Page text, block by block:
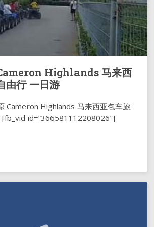
Highlands 马来西
由行 一日游
Cameron Highlands 马来西亚包车旅
[fb_vid id=”366581112208026″]